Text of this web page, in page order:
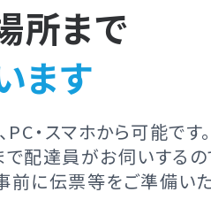
所まで
ます
・スマホから可能です
で配達員がお伺いするの
前に伝票等をご準備い